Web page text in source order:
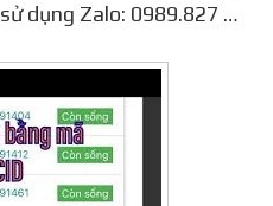
dụng Zalo: 0989.827 …